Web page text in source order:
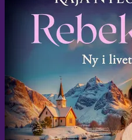
över hela Norge.
Bog 36/50